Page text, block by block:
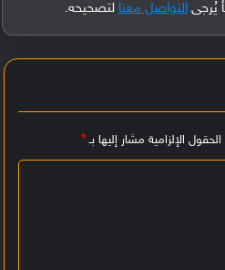
التواصل معنا لتصحيحه.
الحقول الإلزامية مشار إليها بـ*